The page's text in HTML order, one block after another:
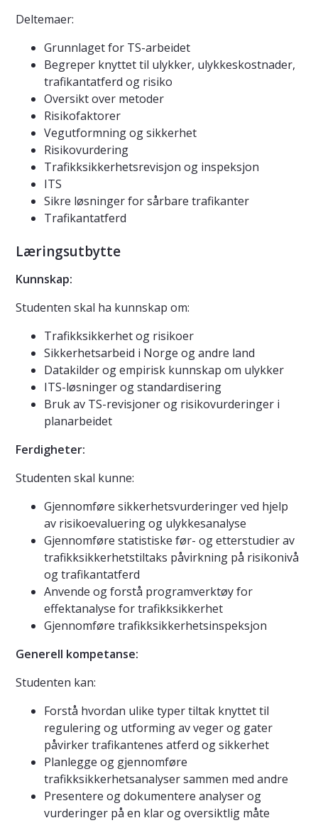
Deltemaer:
Grunnlaget for TS-arbeidet
Begreper knyttet til ulykker, ulykkeskostnader,
trafikantatferd og risiko
Oversikt over metoder
Risikofaktorer
Vegutformning og sikkerhet
Risikovurdering
Trafikksikkerhetsrevisjon og inspeksjon
ITS
Sikre løsninger for sårbare trafikanter
Trafikantatferd
Læringsutbytte
Kunnskap:
Studenten skal ha kunnskap om:
Trafikksikkerhet og risikoer
Sikkerhetsarbeid i Norge og andre land
Datakilder og empirisk kunnskap om ulykker
ITS-løsninger og standardisering
Bruk av TS-revisjoner og risikovurderinger i
planarbeidet
Ferdigheter:
Studenten skal kunne:
Gjennomføre sikkerhetsvurderinger ved hjelp
av risikoevaluering og ulykkesanalyse
Gjennomføre statistiske før- og etterstudier av
trafikksikkerhetstiltaks påvirkning på risikonivå
og trafikantatferd
Anvende og forstå programverktøy for
effektanalyse for trafikksikkerhet
Gjennomføre trafikksikkerhetsinspeksjon
Generell kompetanse:
Studenten kan:
Forstå hvordan ulike typer tiltak knyttet til
regulering og utforming av veger og gater
påvirker trafikantenes atferd og sikkerhet
Planlegge og gjennomføre
trafikksikkerhetsanalyser sammen med andre
Presentere og dokumentere analyser og
vurderinger på en klar og oversiktlig måte